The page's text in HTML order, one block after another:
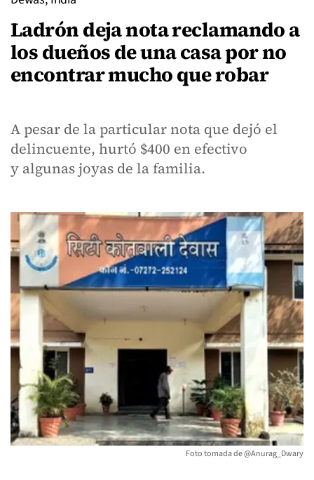
Ladrón deja nota reclamando a
los dueños de una casa por no
encontrar mucho que robar
A pesar de la particular nota que dejó el
delincuente, hurtó $400 en efectivo
y algunas joyas de la familia.
Foto tomada de @Anurag_Dwary